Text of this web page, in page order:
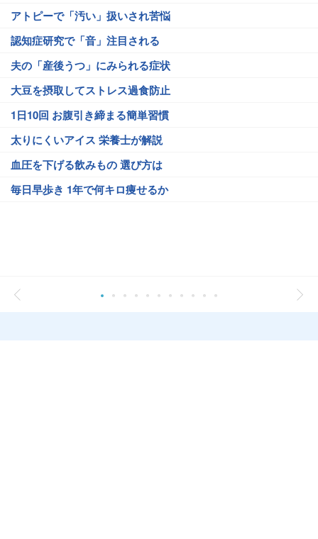
アトピーで「汚い」扱いされ苦悩
認知症研究で「音」注目される
夫の「産後うつ」にみられる症状
大豆を摂取してストレス過食防止
1日10回 お腹引き締まる簡単習慣
太りにくいアイス 栄養士が解説
血圧を下げる飲みもの 選び方は
毎日早歩き 1年で何キロ痩せるか